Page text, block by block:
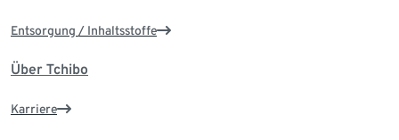
Entsorgung / Inhaltsstoffe
Über Tchibo
Karriere